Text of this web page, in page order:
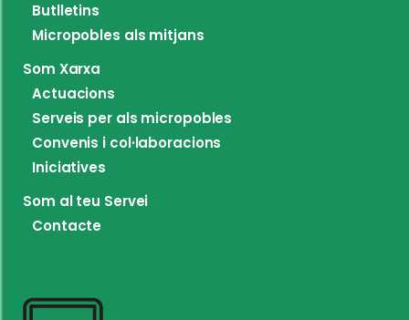
Butlletins
Micropobles als mitjans
Som Xarxa
Actuacions
Serveis per als micropobles
Convenis i col·laboracions
Iniciatives
Som al teu Servei
Contacte